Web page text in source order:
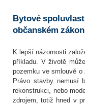
Bytové
občanském
K lepší názornosti
příkladu. V životě
pozemku ve smlouvě
Právo stavby nemusí
rekonstrukci, nebo
zdrojem, totiž hned v